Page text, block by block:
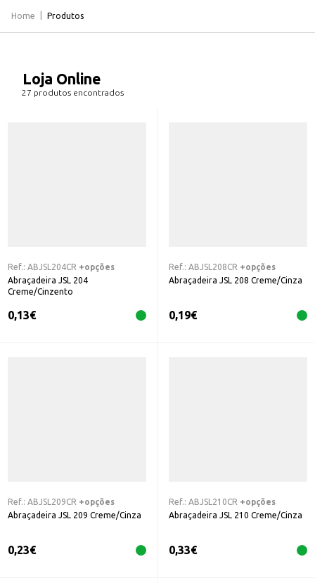
Home Produtos
Loja Online
27 produtos encontrados
Ref.: ABJSL204CR +opções
Abraçadeira JSL 204
Creme/Cinzento
0,13€
Ref.: ABJSL208CR +opções
Abraçadeira JSL 208 Creme/Cinza
0,19€
Ref.: ABJSL209CR +opções
Abraçadeira JSL 209 Creme/Cinza
0,23€
Ref.: ABJSL210CR +opções
Abraçadeira JSL 210 Creme/Cinza
0,33€